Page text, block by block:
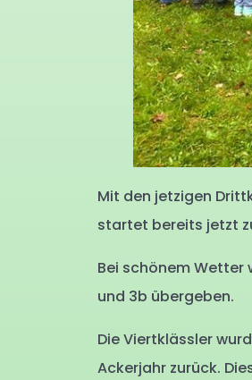
Mit den jetzigen
startet bereits jetzt
Bei schönem Wetter
und 3b übergeben.
Die Viertklässler
Ackerjahr zurück.